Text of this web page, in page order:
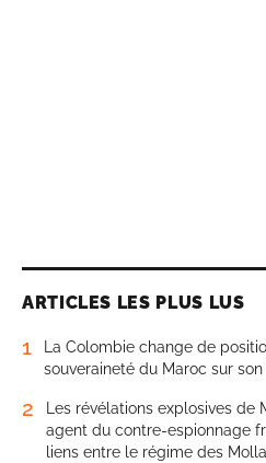
ARTICLES LES PLUS LUS
1
La Colombie change de
souveraineté du Maroc sur son
2
Les révélations explosives de
agent du contre-espionnage
liens entre le régime des